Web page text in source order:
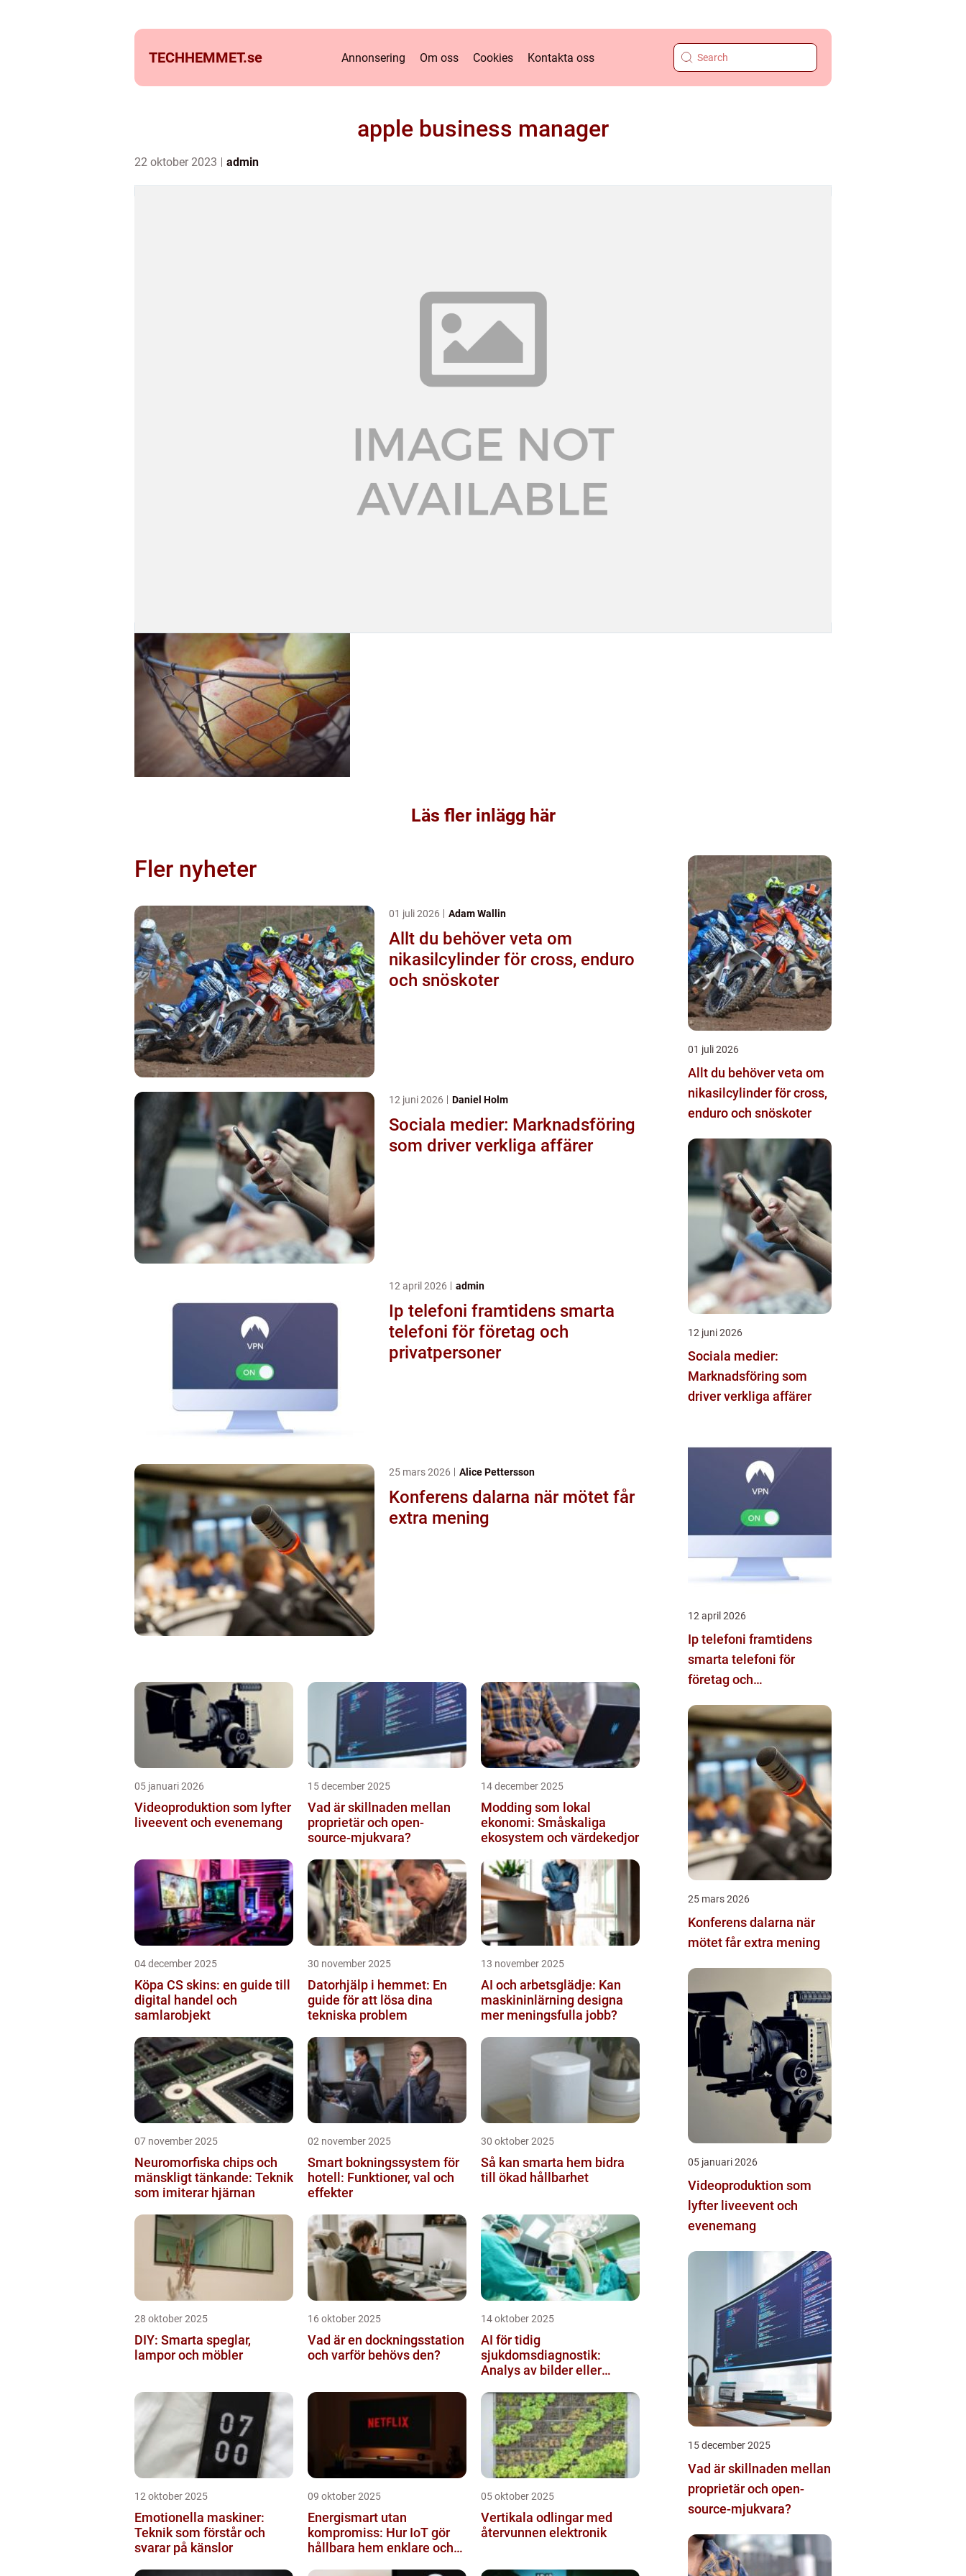
TECHHEMMET.se Annonsering Om oss Cookies Kontakta oss
apple business manager
22 oktober 2023 admin
Läs fler inlägg här
Fler nyheter
01 juli 2026 Adam Wallin
Allt du behöver veta om
nikasilcylinder för cross, enduro
och snöskoter
12 juni 2026 Daniel Holm
Sociala medier: Marknadsföring
som driver verkliga affärer
12 april 2026 admin
Ip telefoni framtidens smarta
telefoni för företag och
privatpersoner
25 mars 2026 Alice Pettersson
Konferens dalarna när mötet får
extra mening
05 januari 2026
Videoproduktion som lyfter
liveevent och evenemang
15 december 2025
Vad är skillnaden mellan
proprietär och open-
source-mjukvara?
14 december 2025
Modding som lokal
ekonomi: Småskaliga
ekosystem och värdekedjor
04 december 2025
Köpa CS skins: en guide till
digital handel och
samlarobjekt
30 november 2025
Datorhjälp i hemmet: En
guide för att lösa dina
tekniska problem
13 november 2025
AI och arbetsglädje: Kan
maskininlärning designa
mer meningsfulla jobb?
07 november 2025
Neuromorfiska chips och
mänskligt tänkande: Teknik
som imiterar hjärnan
02 november 2025
Smart bokningssystem för
hotell: Funktioner, val och
effekter
30 oktober 2025
Så kan smarta hem bidra
till ökad hållbarhet
28 oktober 2025
DIY: Smarta speglar,
lampor och möbler
16 oktober 2025
Vad är en dockningsstation
och varför behövs den?
14 oktober 2025
AI för tidig
sjukdomsdiagnostik:
Analys av bilder eller
12 oktober 2025
Emotionella maskiner:
Teknik som förstår och
svarar på känslor
09 oktober 2025
Energismart utan
kompromiss: Hur IoT gör
hållbara hem enklare och
05 oktober 2025
Vertikala odlingar med
återvunnen elektronik
01 juli 2026
Allt du behöver veta om
nikasilcylinder för cross,
enduro och snöskoter
12 juni 2026
Sociala medier:
Marknadsföring som
driver verkliga affärer
12 april 2026
Ip telefoni framtidens
smarta telefoni för
företag och
25 mars 2026
Konferens dalarna när
mötet får extra mening
05 januari 2026
Videoproduktion som
lyfter liveevent och
evenemang
15 december 2025
Vad är skillnaden mellan
proprietär och open-
source-mjukvara?